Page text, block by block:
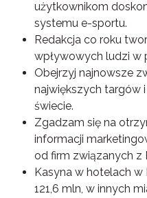
użytkownikom
systemu e-sportu.
Redakcja co roku
wpływowych ludzi w
Obejrzyj najnowsze
największych targów
świecie.
Zgadzam się na
informacji
od firm związanych z
Kasyna w hotelach w
121,6 mln, w innych